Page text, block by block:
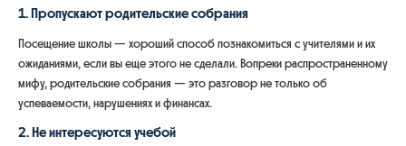
1. Пропускают родительские собрания
Посещение школы — хороший способ познакомиться с учителями и их
ожиданиями, если вы еще этого не сделали. Вопреки распространенному
мифу, родительские собрания — это разговор не только об
успеваемости, нарушениях и финансах.
2. Не интересуются учебой